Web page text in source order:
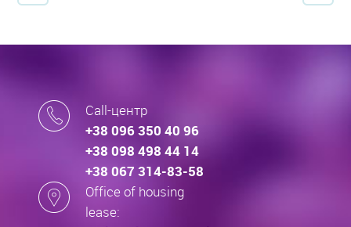
Call-центр
+38 096 350 40 96
+38 098 498 44 14
+38 067 314-83-58
Office of housing
lease: